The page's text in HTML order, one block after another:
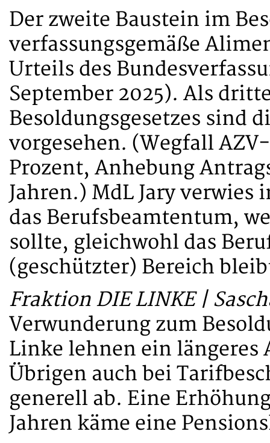
Der zweite Baustein im
verfassungsgemäße
Urteils des
September 2025). Als
Besoldungsgesetzes sind
vorgesehen. (Wegfall
Prozent, Anhebung
Jahren.) MdL Jary verwies
das Berufsbeamtentum,
sollte, gleichwohl das
(geschützter) Bereich
Fraktion DIE LINKE |
Verwunderung zum
Linke lehnen ein längeres
Übrigen auch bei
generell ab. Eine
Jahren käme eine